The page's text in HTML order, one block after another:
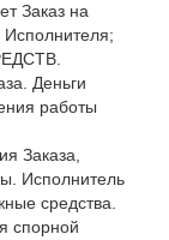
Заказ на
Деньги
работы
Заказа,
Исполнитель
средства.
спорной